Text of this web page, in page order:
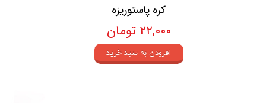
کره پاستوریزه
۲۲,۰۰۰ تومان
افزودن به سبد خرید